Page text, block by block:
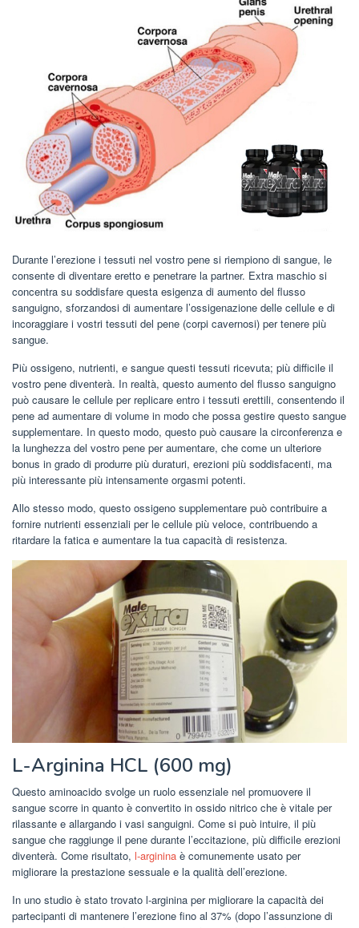
Durante l’erezione i tessuti nel vostro pene si riempiono di sangue, le
consente di diventare eretto e penetrare la partner. Extra maschio si
concentra su soddisfare questa esigenza di aumento del flusso
sanguigno, sforzandosi di aumentare l’ossigenazione delle cellule e di
incoraggiare i vostri tessuti del pene (corpi cavernosi) per tenere più
sangue.
Più ossigeno, nutrienti, e sangue questi tessuti ricevuta; più difficile il
vostro pene diventerà. In realtà, questo aumento del flusso sanguigno
può causare le cellule per replicare entro i tessuti erettili, consentendo il
pene ad aumentare di volume in modo che possa gestire questo sangue
supplementare. In questo modo, questo può causare la circonferenza e
la lunghezza del vostro pene per aumentare, che come un ulteriore
bonus in grado di produrre più duraturi, erezioni più soddisfacenti, ma
più interessante più intensamente orgasmi potenti.
Allo stesso modo, questo ossigeno supplementare può contribuire a
fornire nutrienti essenziali per le cellule più veloce, contribuendo a
ritardare la fatica e aumentare la tua capacità di resistenza.
L-Arginina HCL (600 mg)
Questo aminoacido svolge un ruolo essenziale nel promuovere il
sangue scorre in quanto è convertito in ossido nitrico che è vitale per
rilassante e allargando i vasi sanguigni. Come si può intuire, il più
sangue che raggiunge il pene durante l’eccitazione, più difficile erezioni
diventerà. Come risultato, l-arginina è comunemente usato per
migliorare la prestazione sessuale e la qualità dell’erezione.
In uno studio è stato trovato l-arginina per migliorare la capacità dei
partecipanti di mantenere l’erezione fino al 37% (dopo l’assunzione di